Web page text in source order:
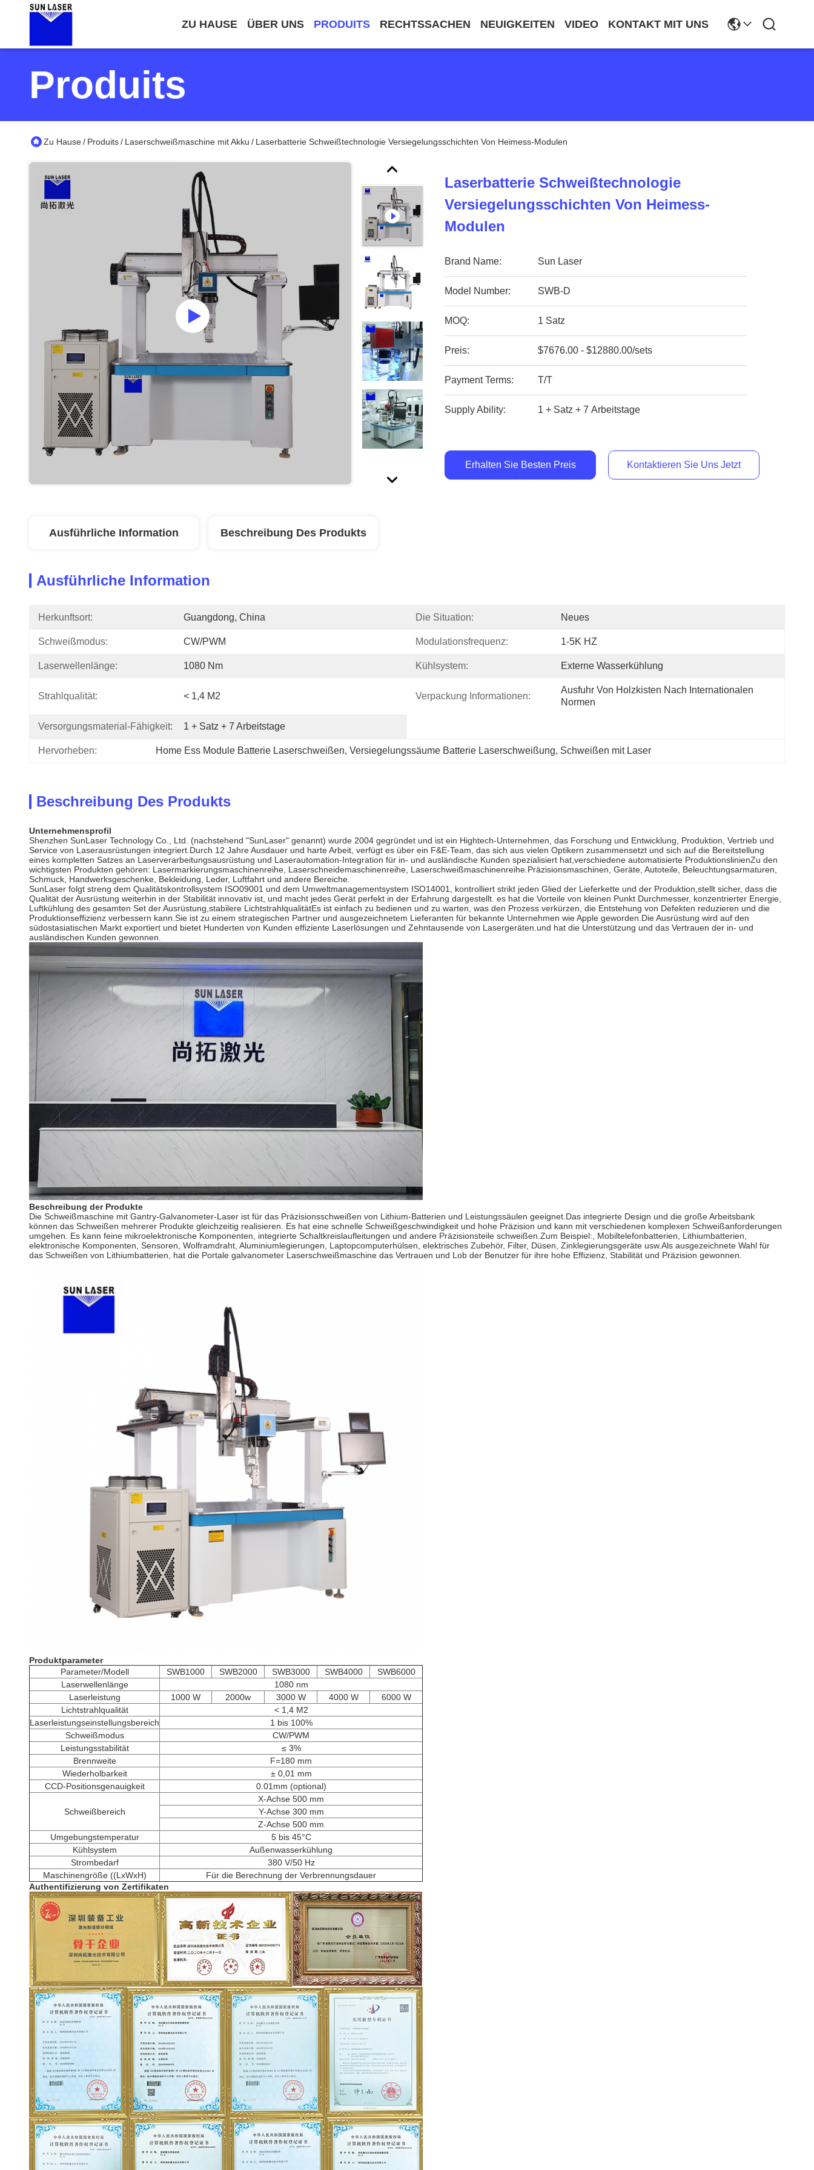
ZU HAUSE ÜBER UNS PRODUITS RECHTSSACHEN NEUIGKEITEN VIDEO KONTAKT MIT UNS
Produits
Zu Hause/ Produits/ Laserschweißmaschine mit Akku / Laserbatterie Schweißtechnologie Versiegelungsschichten Von Heimess-Modulen
Laserbatterie Schweißtechnologie
Versiegelungsschichten Von Heimess-
Modulen
Brand Name: Sun Laser
Model Number: SWB-D
MOQ: 1 Satz
Preis: $7676.00 - $12880.00/sets
Payment Terms: T/T
Supply Ability: 1 + Satz + 7 Arbeitstage
Erhalten Sie Besten Preis Kontaktieren Sie Uns Jetzt
Ausführliche Information Beschreibung Des Produkts
Ausführliche Information
Herkunftsort: Guangdong, China Die Situation: Neues
Schweißmodus: CW/PWM Modulationsfrequenz: 1-5K HZ
Laserwellenlänge: 1080 Nm Kühlsystem: Externe Wasserkühlung
Strahlqualität: < 1,4 M2 Verpackung Informationen:
Ausfuhr Von Holzkisten Nach Internationalen
Normen
Versorgungsmaterial-Fähigkeit: 1 + Satz + 7 Arbeitstage
Hervorheben: Home Ess Module Batterie Laserschweißen, Versiegelungssäume Batterie Laserschweißung, Schweißen mit Laser
Beschreibung Des Produkts
Unternehmensprofil
Shenzhen SunLaser Technology Co., Ltd. (nachstehend "SunLaser" genannt) wurde 2004 gegründet und ist ein Hightech-Unternehmen, das Forschung und Entwicklung, Produktion, Vertrieb und
Service von Laserausrüstungen integriert.Durch 12 Jahre Ausdauer und harte Arbeit, verfügt es über ein F&E-Team, das sich aus vielen Optikern zusammensetzt und sich auf die Bereitstellung
eines kompletten Satzes an Laserverarbeitungsausrüstung und Laserautomation-Integration für in- und ausländische Kunden spezialisiert hat,verschiedene automatisierte ProduktionslinienZu den
wichtigsten Produkten gehören: Lasermarkierungsmaschinenreihe, Laserschneidemaschinenreihe, Laserschweißmaschinenreihe.Präzisionsmaschinen, Geräte, Autoteile, Beleuchtungsarmaturen,
Schmuck, Handwerksgeschenke, Bekleidung, Leder, Luftfahrt und andere Bereiche.
SunLaser folgt streng dem Qualitätskontrollsystem ISO09001 und dem Umweltmanagementsystem ISO14001, kontrolliert strikt jeden Glied der Lieferkette und der Produktion,stellt sicher, dass die
Qualität der Ausrüstung weiterhin in der Stabilität innovativ ist, und macht jedes Gerät perfekt in der Erfahrung dargestellt. es hat die Vorteile von kleinen Punkt Durchmesser, konzentrierter Energie,
Luftkühlung des gesamten Set der Ausrüstung,stabilere LichtstrahlqualitätEs ist einfach zu bedienen und zu warten, was den Prozess verkürzen, die Entstehung von Defekten reduzieren und die
Produktionseffizienz verbessern kann.Sie ist zu einem strategischen Partner und ausgezeichnetem Lieferanten für bekannte Unternehmen wie Apple geworden.Die Ausrüstung wird auf den
südostasiatischen Markt exportiert und bietet Hunderten von Kunden effiziente Laserlösungen und Zehntausende von Lasergeräten.und hat die Unterstützung und das Vertrauen der in- und
ausländischen Kunden gewonnen.
Beschreibung der Produkte
Die Schweißmaschine mit Gantry-Galvanometer-Laser ist für das Präzisionsschweißen von Lithium-Batterien und Leistungssäulen geeignet.Das integrierte Design und die große Arbeitsbank
können das Schweißen mehrerer Produkte gleichzeitig realisieren. Es hat eine schnelle Schweißgeschwindigkeit und hohe Präzision und kann mit verschiedenen komplexen Schweißanforderungen
umgehen. Es kann feine mikroelektronische Komponenten, integrierte Schaltkreislaufleitungen und andere Präzisionsteile schweißen.Zum Beispiel:, Mobiltelefonbatterien, Lithiumbatterien,
elektronische Komponenten, Sensoren, Wolframdraht, Aluminiumlegierungen, Laptopcomputerhülsen, elektrisches Zubehör, Filter, Düsen, Zinklegierungsgeräte usw.Als ausgezeichnete Wahl für
das Schweißen von Lithiumbatterien, hat die Portale galvanometer Laserschweißmaschine das Vertrauen und Lob der Benutzer für ihre hohe Effizienz, Stabilität und Präzision gewonnen.
Produktparameter
Parameter/Modell
SWB1000 SWB2000 SWB3000 SWB4000
SWB6000
Laserwellenlänge
1080 nm
Laserleistung
1000 W 2000w 3000 W 4000 W
6000 W
Lichtstrahlqualität
< 1,4 M2
Laserleistungseinstellungsbereich
1 bis 100%
Schweißmodus
CW/PWM
Leistungsstabilität
≤ 3%
Brennweite
F=180 mm
Wiederholbarkeit
± 0,01 mm
CCD-Positionsgenauigkeit
0.01mm (optional)
Schweißbereich
X-Achse 500 mm
Y-Achse 300 mm
Z-Achse 500 mm
Umgebungstemperatur
5 bis 45°C
Kühlsystem
Außenwasserkühlung
Strombedarf
380 V/50 Hz
Maschinengröße ((LxWxH)
Für die Berechnung der Verbrennungsdauer
Authentifizierung von Zertifikaten